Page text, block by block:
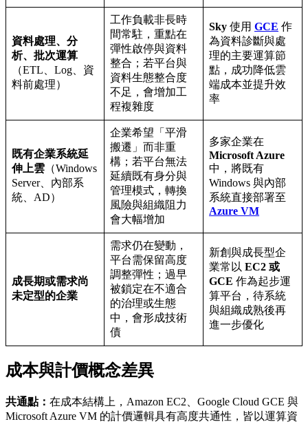
資料處理、分
析、批次運算
（ETL、Log、資
料前處理）
工作負載非長時
間常駐，重點在
彈性啟停與資料
整合；若平台與
資料生態整合度
不足，會增加工
程複雜度
Sky 使用 GCE 作
為資料診斷與處
理的主要運算節
點，成功降低雲
端成本並提升效
率
既有企業系統延
伸上雲 （Windows
Server、內部系
統、AD）
企業希望「平滑
搬遷」而非重
構；若平台無法
延續既有身分與
管理模式，轉換
風險與組織阻力
會大幅增加
多家企業在
Microsoft Azure
中，將既有
Windows 與內部
系統直接部署至
Azure VM
成長期或需求尚
未定型的企業
需求仍在變動，
平台需保留高度
調整彈性；過早
被鎖定在不適合
的治理或生態
中，會形成技術
債
新創與成長型企
業常以 EC2 或
GCE 作為起步運
算平台，待系統
與組織成熟後再
進一步優化
成本與計價概念差異
共通點： 在成本結構上，Amazon EC2、Google Cloud GCE 與
Microsoft Azure VM 的計價邏輯具有高度共通性，皆以運算資